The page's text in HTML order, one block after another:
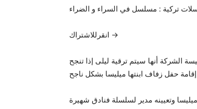
انقرللاشتراك →
أنها سيتم ترقية ليلى إذا تنجح
حفل زفاف ابنتها ميليسا بشكل ناجح
وتعيينه مدير لسلسلة فنادق شهيرة